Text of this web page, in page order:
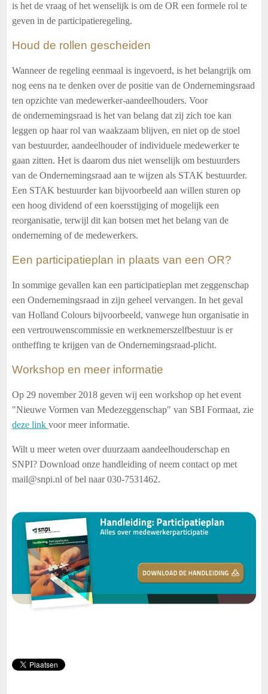
is het de vraag of het wenselijk is om de OR een formele rol te
geven in de participatieregeling.
Houd de rollen gescheiden
Wanneer de regeling eenmaal is ingevoerd, is het belangrijk om
nog eens na te denken over de positie van de Ondernemingsraad
ten opzichte van medewerker-aandeelhouders. Voor
de ondernemingsraad is het van belang dat zij zich toe kan
leggen op haar rol van waakzaam blijven, en niet op de stoel
van bestuurder, aandeelhouder of individuele medewerker te
gaan zitten. Het is daarom dus niet wenselijk om bestuurders
van de Ondernemingsraad aan te wijzen als STAK bestuurder.
Een STAK bestuurder kan bijvoorbeeld aan willen sturen op
een hoog dividend of een koersstijging of mogelijk een
reorganisatie, terwijl dit kan botsen met het belang van de
onderneming of de medewerkers.
Een participatieplan in plaats van een OR?
In sommige gevallen kan een participatieplan met zeggenschap
een Ondernemingsraad in zijn geheel vervangen. In het geval
van Holland Colours bijvoorbeeld, vanwege hun organisatie in
een vertrouwenscommissie en werknemerszelfbestuur is er
ontheffing te krijgen van de Ondernemingsraad-plicht.
Workshop en meer informatie
Op 29 november 2018 geven wij een workshop op het event
"Nieuwe Vormen van Medezeggenschap" van SBI Formaat, zie
deze linkvoor meer informatie.
Wilt u meer weten over duurzaam aandeelhouderschap en
SNPI? Download onze handleiding of neem contact op met
mail@snpi.nl of bel naar 030-7531462.